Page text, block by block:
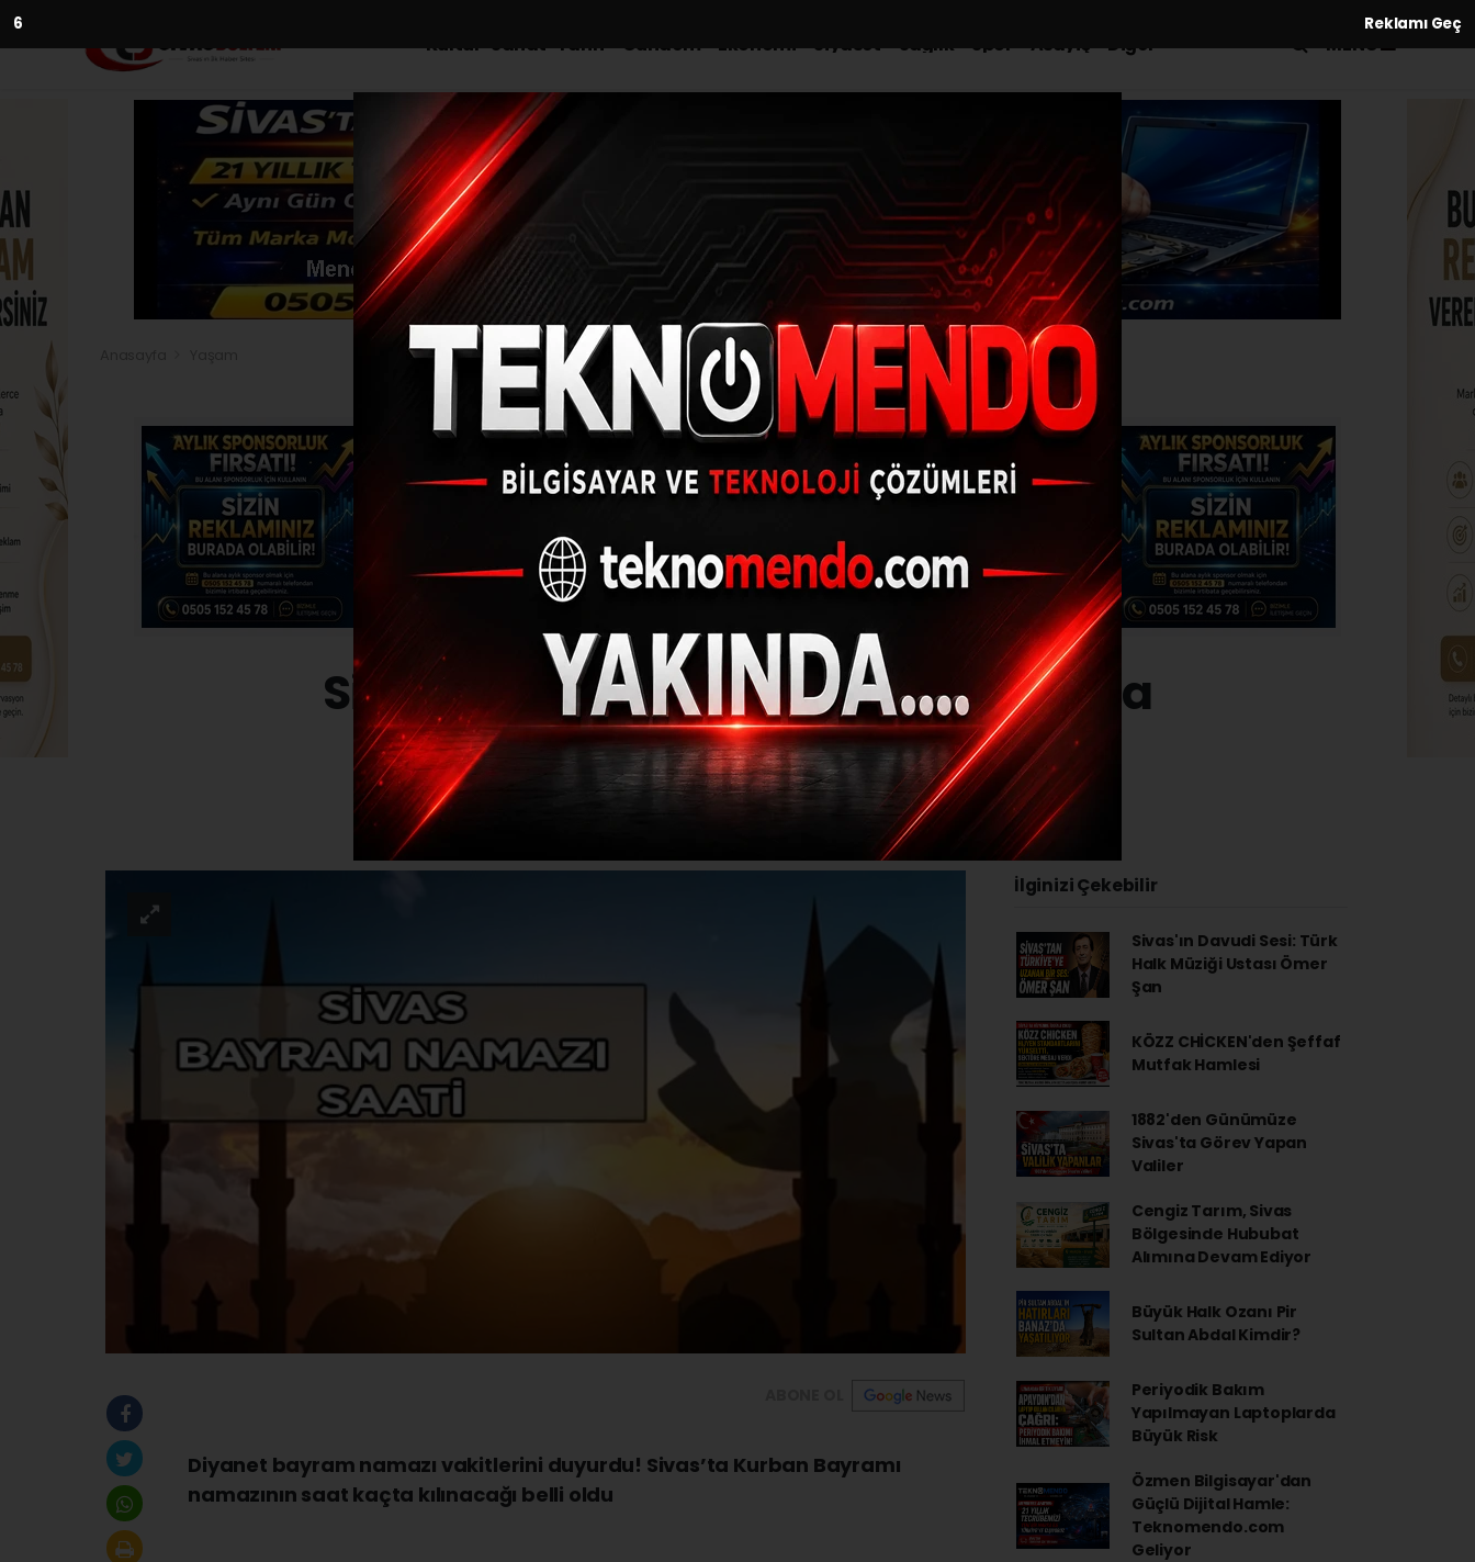
5 Reklamı Geç
Kültür-Sanat-Tarih Gündem Ekonomi Siyaset Sağlık Spor Asayiş Diğer MENÜ
Sivas’ta Bayram Namazı Saat Kaçta
Kılınacak?
25.05.2026 - 11:23, Güncelleme: 25.05.2026 - 11:39
Diyanet bayram namazı vakitlerini duyurdu! Sivas’ta Kurban Bayramı
namazının saat kaçta kılınacağı belli oldu
İlginizi Çekebilir
Sivas'ın Davudi Sesi: Türk
Halk Müziği Ustası Ömer
Şan
KÖZZ CHİCKEN'den Şeffaf
Mutfak Hamlesi
1882'den Günümüze
Sivas'ta Görev Yapan
Valiler
Cengiz Tarım, Sivas
Bölgesinde Hububat
Alımına Devam Ediyor
Büyük Halk Ozanı Pir
Sultan Abdal Kimdir?
Periyodik Bakım
Yapılmayan Laptoplarda
Büyük Risk
Özmen Bilgisayar'dan
Güçlü Dijital Hamle:
Teknomendo.com
Geliyor